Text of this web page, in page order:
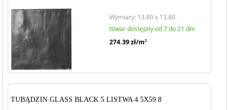
Wymiary: 13.80 x 13.80
towar dostępny od 7 do 21 dni
274.39zł/m2
TUBĄDZIN GLASS BLACK 5 LISTWA 4.5X59.8